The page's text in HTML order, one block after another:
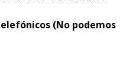
(No podemos